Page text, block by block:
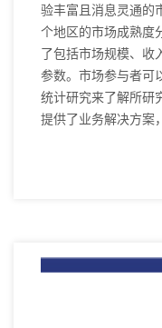
验丰富且消息灵通的
个地区的市场成熟度
了包括市场规模、收
参数。市场参与者可
统计研究来了解所研
提供了业务解决方案